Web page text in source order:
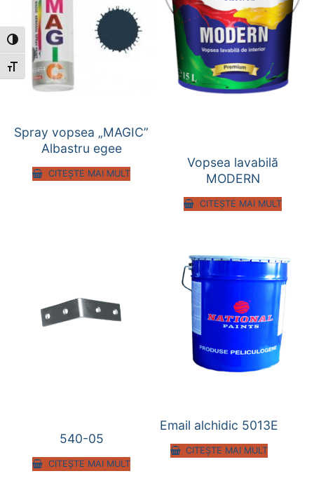
Toggle High Contrast
Toggle Font size
Spray vopsea „MAGIC”
Albastru egee
CITEȘTE MAI MULT
Vopsea lavabilă
MODERN
CITEȘTE MAI MULT
540-05
CITEȘTE MAI MULT
Email alchidic 5013E
CITEȘTE MAI MULT